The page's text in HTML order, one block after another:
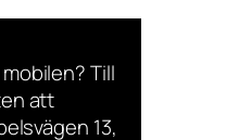
Till
att
13,